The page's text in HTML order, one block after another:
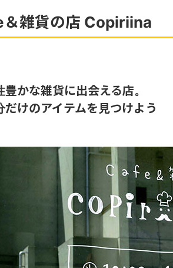
雑貨の店 Copiriina
豊かな雑貨に出会える店。
だけのアイテムを見つけよう